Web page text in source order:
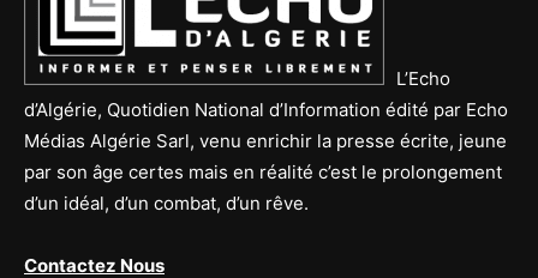
L’Echo
d’Algérie, Quotidien National d’Information édité par Echo
Médias Algérie Sarl, venu enrichir la presse écrite, jeune
par son âge certes mais en réalité c’est le prolongement
d’un idéal, d’un combat, d’un rêve.
Contactez Nous